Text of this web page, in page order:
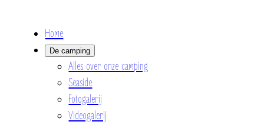
Home
De camping
Alles over onze camping
Seaside
Fotogalerij
Videogalerij